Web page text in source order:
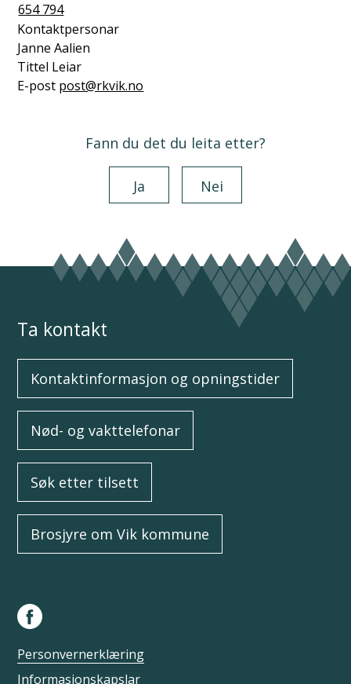
654 794
Kontaktpersonar
Janne Aalien
Tittel Leiar
E-post post@rkvik.no
Fann du det du leita etter?
Ja Nei
Ta kontakt
Kontaktinformasjon og opningstider
Nød- og vakttelefonar
Søk etter tilsett
Brosjyre om Vik kommune
Personvernerklæring
Informasjonskapslar